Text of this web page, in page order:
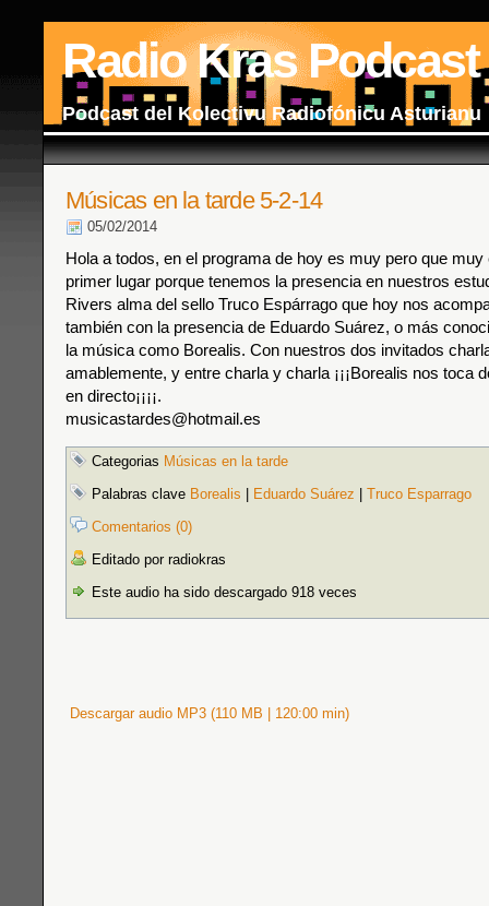
Radio Kras Podcast
Podcast del Kolectivu Radiofónicu Asturianu
Músicas en la tarde 5-2-14
05/02/2014
Hola a todos, en el programa de hoy es muy pero que muy
primer lugar porque tenemos la presencia en nuestros
Rivers alma del sello Truco Espárrago que hoy nos
también con la presencia de Eduardo Suárez, o más
la música como Borealis. Con nuestros dos invitados
amablemente, y entre charla y charla ¡¡¡Borealis nos toca
en directo¡¡¡¡.
musicastardes@hotmail.es
Categorias Músicas en la tarde
Palabras clave Borealis Eduardo Suárez
Truco Esparrago
Comentarios (0)
Editado por radiokras
Este audio ha sido descargado 918 veces
Descargar audio MP3 (110 MB | 120:00 min)